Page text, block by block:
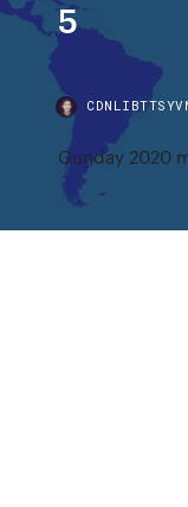
5
Gunday 2020